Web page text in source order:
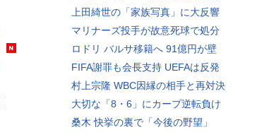
上田綺世の「家族写真」に大反響
マリナーズ投手が故意死球で処分
ロドリ バルサ移籍へ 91億円が壁
FIFA謝罪も会長支持 UEFAは反発
村上宗隆 WBC因縁の相手と再対決
大切な「8・6」にカープ逆転負け
桑木 快挙の裏で「今後の野望」